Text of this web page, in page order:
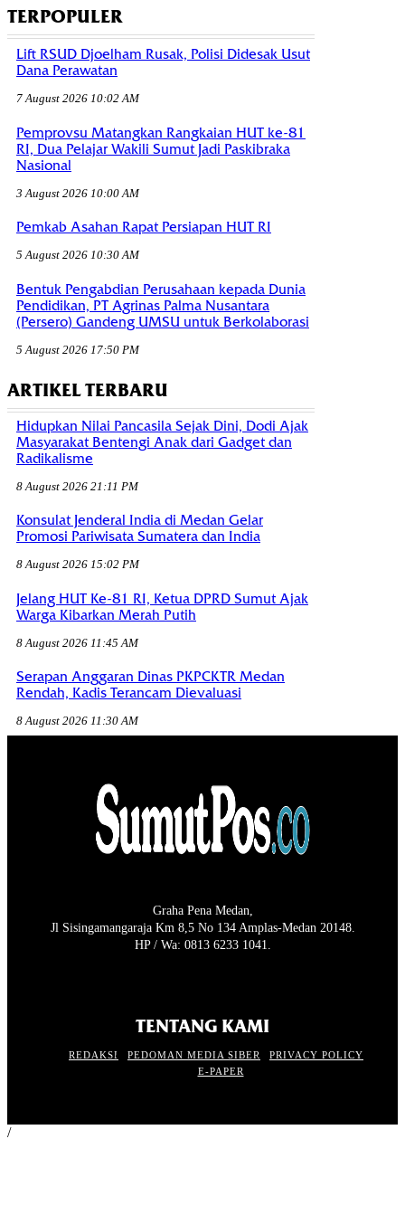
TERPOPULER
Lift RSUD Djoelham Rusak, Polisi Didesak Usut
Dana Perawatan
7 August 2026 10:02 AM
Pemprovsu Matangkan Rangkaian HUT ke-81
RI, Dua Pelajar Wakili Sumut Jadi Paskibraka
Nasional
3 August 2026 10:00 AM
Pemkab Asahan Rapat Persiapan HUT RI
5 August 2026 10:30 AM
Bentuk Pengabdian Perusahaan kepada Dunia
Pendidikan, PT Agrinas Palma Nusantara
(Persero) Gandeng UMSU untuk Berkolaborasi
5 August 2026 17:50 PM
ARTIKEL TERBARU
Hidupkan Nilai Pancasila Sejak Dini, Dodi Ajak
Masyarakat Bentengi Anak dari Gadget dan
Radikalisme
8 August 2026 21:11 PM
Konsulat Jenderal India di Medan Gelar
Promosi Pariwisata Sumatera dan India
8 August 2026 15:02 PM
Jelang HUT Ke-81 RI, Ketua DPRD Sumut Ajak
Warga Kibarkan Merah Putih
8 August 2026 11:45 AM
Serapan Anggaran Dinas PKPCKTR Medan
Rendah, Kadis Terancam Dievaluasi
8 August 2026 11:30 AM
Graha Pena Medan,
Jl Sisingamangaraja Km 8,5 No 134 Amplas-Medan 20148.
HP / Wa: 0813 6233 1041.
TENTANG KAMI
REDAKSI PEDOMAN MEDIA SIBER
PRIVACY POLICY
E-PAPER
/